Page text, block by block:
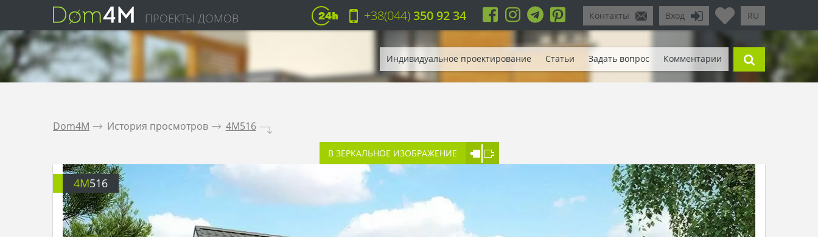
ПРОЕКТЫ ДОМОВ RU
Вход
Контакты
+38(044)350 92 34
Индивидуальное проектирование Статьи Задать вопрос Комментарии
Dom4M . История просмотров . 4M516 .
В ЗЕРКАЛЬНОЕ ИЗОБРАЖЕНИЕ
4M516